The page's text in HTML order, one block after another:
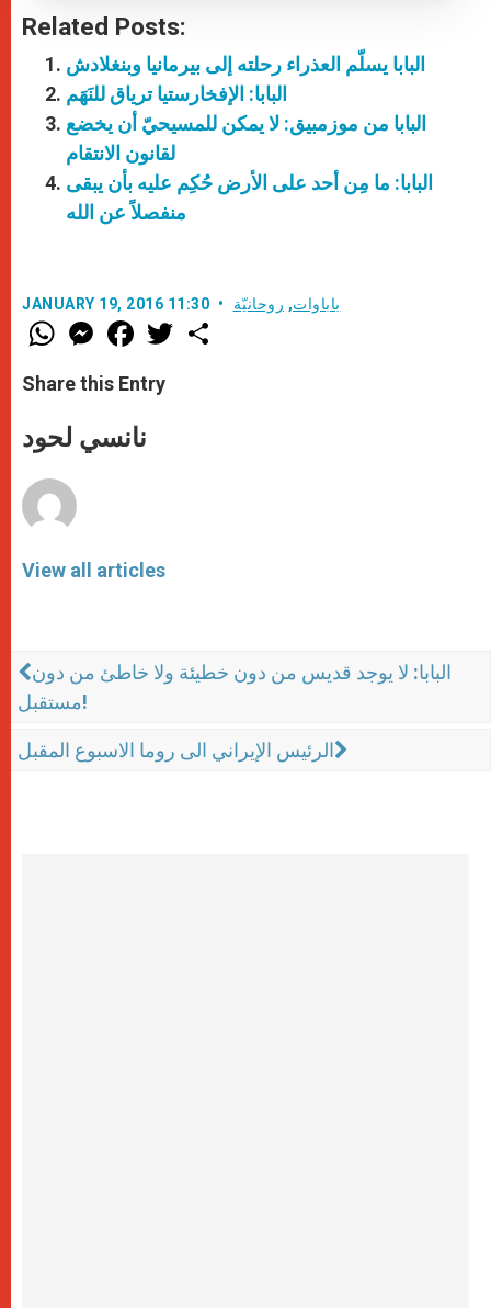
Related Posts:
البابا يسلّم العذراء رحلته إلى بيرمانيا وبنغلادش
البابا: الإفخارستيا ترياق للنَهَم
البابا من موزمبيق: لا يمكن للمسيحيّ أن يخضع
لقانون الانتقام
البابا: ما مِن أحد على الأرض حُكِم عليه بأن يبقى
منفصلاً عن الله
JANUARY 19, 2016 11:30 باباوات, روحانيّة
W
h
t
s
p
p
M
e
s
e
e
F
a
e
b
o
k
T
w
Share this Entry
نانسي لحود
View all articles
البابا: لا يوجد قديس من دون خطيئة ولا خاطئ من دون
مستقبل!
الرئيس الإيراني الى روما الاسبوع المقبل